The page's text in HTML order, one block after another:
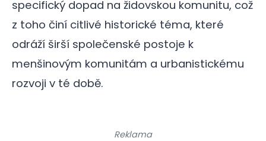
specifický dopad na židovskou komunitu, což
z toho činí citlivé historické téma, které
odráží širší společenské postoje k
menšinovým komunitám a urbanistickému
rozvoji v té době.
Reklama